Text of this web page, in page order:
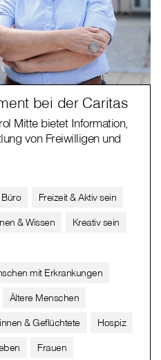
bei der Caritas
Mitte bietet Information,
von Freiwilligen und
Freizeit & Aktiv sein
& Wissen Kreativ sein
mit Erkrankungen
Ältere Menschen
& Geflüchtete
Hospiz
Frauen